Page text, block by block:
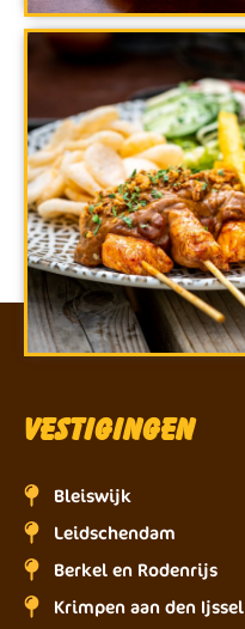
Vestigingen
Bleiswijk
Leidschendam
Berkel en Rodenrijs
Krimpen aan den Ijssel